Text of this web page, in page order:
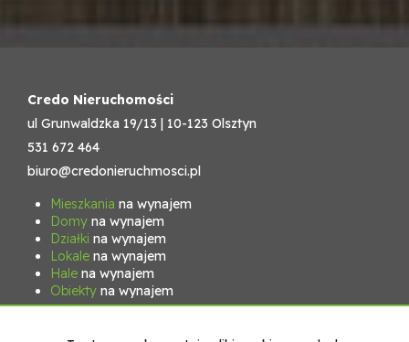
Credo Nieruchomości
ul Grunwaldzka 19/13 | 10-123 Olsztyn
531 672 464
biuro@credonieruchmosci.pl
Mieszkania na wynajem
Domy na wynajem
Działki na wynajem
Lokale na wynajem
Hale na wynajem
Obiekty na wynajem
Domy
na sprzedaż